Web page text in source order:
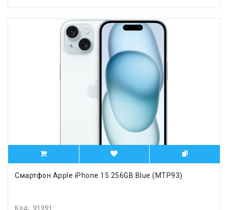
Смартфон Apple iPhone 15 256GB Blue (MTP93)
Код: 91991